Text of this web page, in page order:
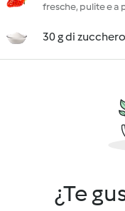
fresche, pulite e a
30 g di zucchero
¿Te